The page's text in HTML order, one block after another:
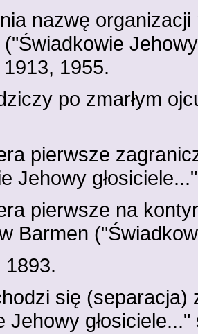
nazwę
1955.
po zmarłym
pierwsze
Jehowy
pierwsze na
Barmen
1893.
się (separacja)
Jehowy